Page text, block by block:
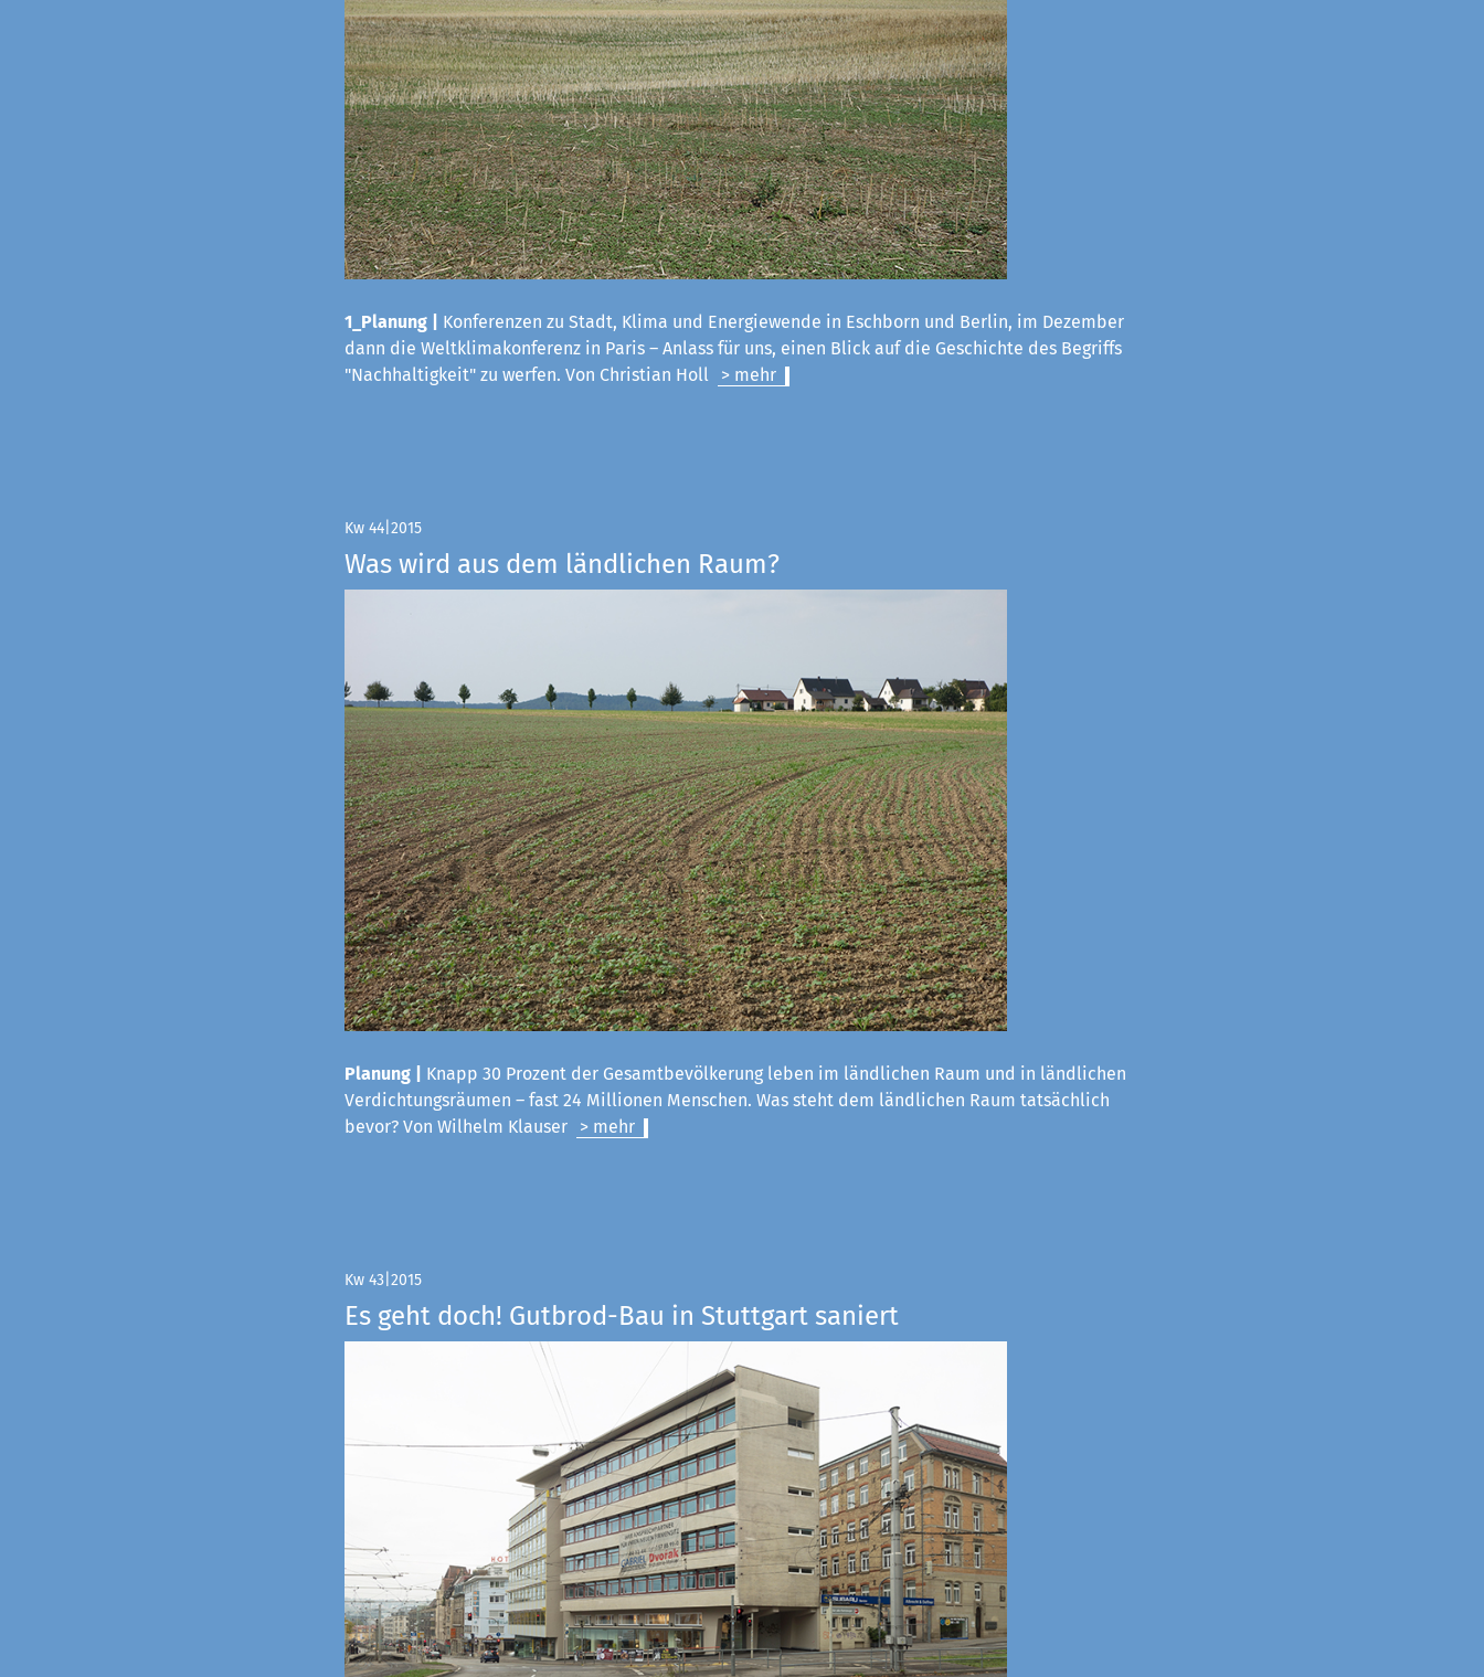
1_Planung |
Konferenzen zu Stadt, Klima und Energiewende in Eschborn und Berlin, im Dezember
dann die Weltklimakonferenz in Paris – Anlass für uns, einen Blick auf die Geschichte des Begriffs
"Nachhaltigkeit" zu werfen. Von Christian Holl
> mehr
Kw 44|2015
Was wird aus dem ländlichen Raum?
Planung |
Knapp 30 Prozent der Gesamtbevölkerung leben im ländlichen Raum und in ländlichen
Verdichtungsräumen – fast 24 Millionen Menschen. Was steht dem ländlichen Raum tatsächlich
bevor? Von Wilhelm Klauser
> mehr
Kw 43|2015
Es geht doch! Gutbrod-Bau in Stuttgart saniert